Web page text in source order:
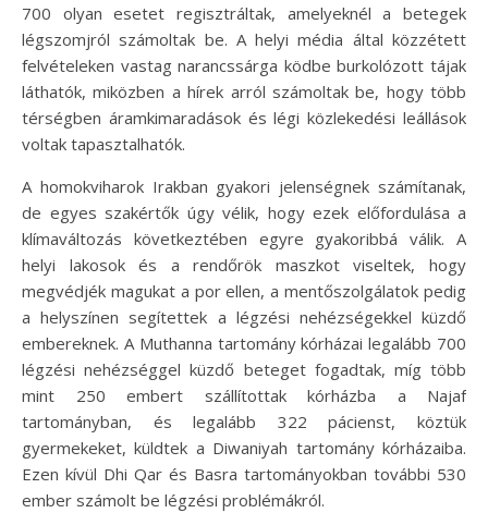
700 olyan esetet regisztráltak, amelyeknél a betegek
légszomjról számoltak be. A helyi média által közzétett
felvételeken vastag narancssárga ködbe burkolózott tájak
láthatók, miközben a hírek arról számoltak be, hogy több
térségben áramkimaradások és légi közlekedési leállások
voltak tapasztalhatók.
A homokviharok Irakban gyakori jelenségnek számítanak,
de egyes szakértők úgy vélik, hogy ezek előfordulása a
klímaváltozás következtében egyre gyakoribbá válik. A
helyi lakosok és a rendőrök maszkot viseltek, hogy
megvédjék magukat a por ellen, a mentőszolgálatok pedig
a helyszínen segítettek a légzési nehézségekkel küzdő
embereknek. A Muthanna tartomány kórházai legalább 700
légzési nehézséggel küzdő beteget fogadtak, míg több
mint 250 embert szállítottak kórházba a Najaf
tartományban, és legalább 322 pácienst, köztük
gyermekeket, küldtek a Diwaniyah tartomány kórházaiba.
Ezen kívül Dhi Qar és Basra tartományokban további 530
ember számolt be légzési problémákról.